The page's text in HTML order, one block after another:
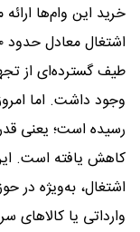
طیف گسترده‌ای از
کاهش یافته است.
اشتغال، به‌ویژه در
وارداتی یا کالاهای